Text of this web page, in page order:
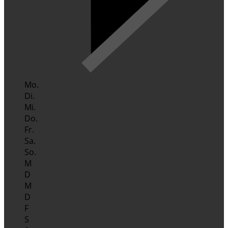
Mo.
Di.
Mi.
Do.
Fr.
Sa.
So.
M
D
M
D
F
S